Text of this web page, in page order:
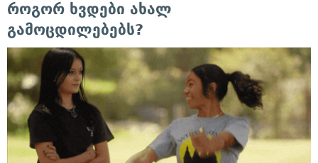
როგორ ხვდები ახალ
გამოცდილებებს?